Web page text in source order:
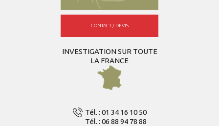
CONTACT / DEVIS
INVESTIGATION SUR TOUTE
LA FRANCE
Tél. : 01 34 16 10 50
Tél. : 06 88 94 78 88